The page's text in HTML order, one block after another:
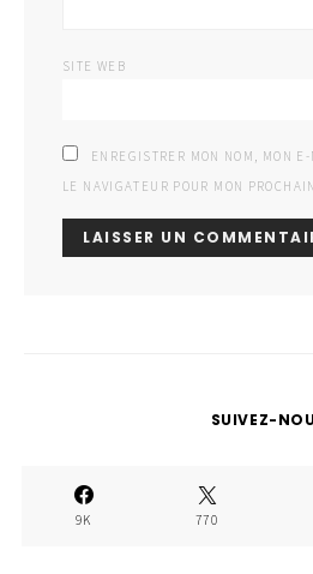
SITE WEB
ENREGISTRER MON NOM, MON
LE NAVIGATEUR POUR MON
SUIVEZ-
9K 770